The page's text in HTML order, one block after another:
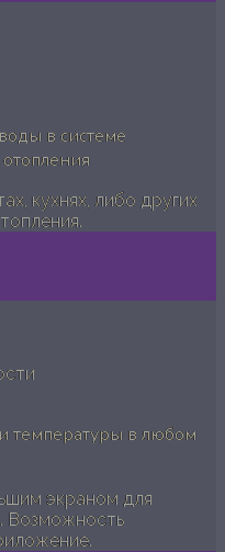
в системе
кухнях, либо других
температуры в любом
экраном для
Возможность